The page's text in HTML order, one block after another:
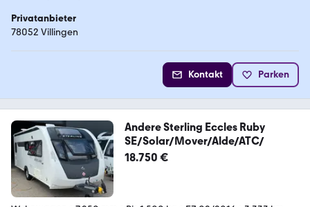
Privatanbieter
78052 Villingen
Kontakt Parken
Andere Sterling Eccles Ruby
SE/Solar/Mover/Alde/ATC/
18.750 €